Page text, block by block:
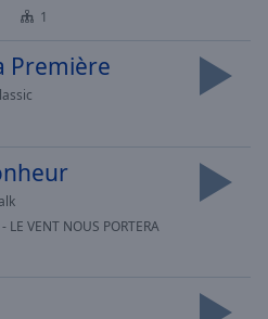
1
Première
LE VENT NOUS PORTERA